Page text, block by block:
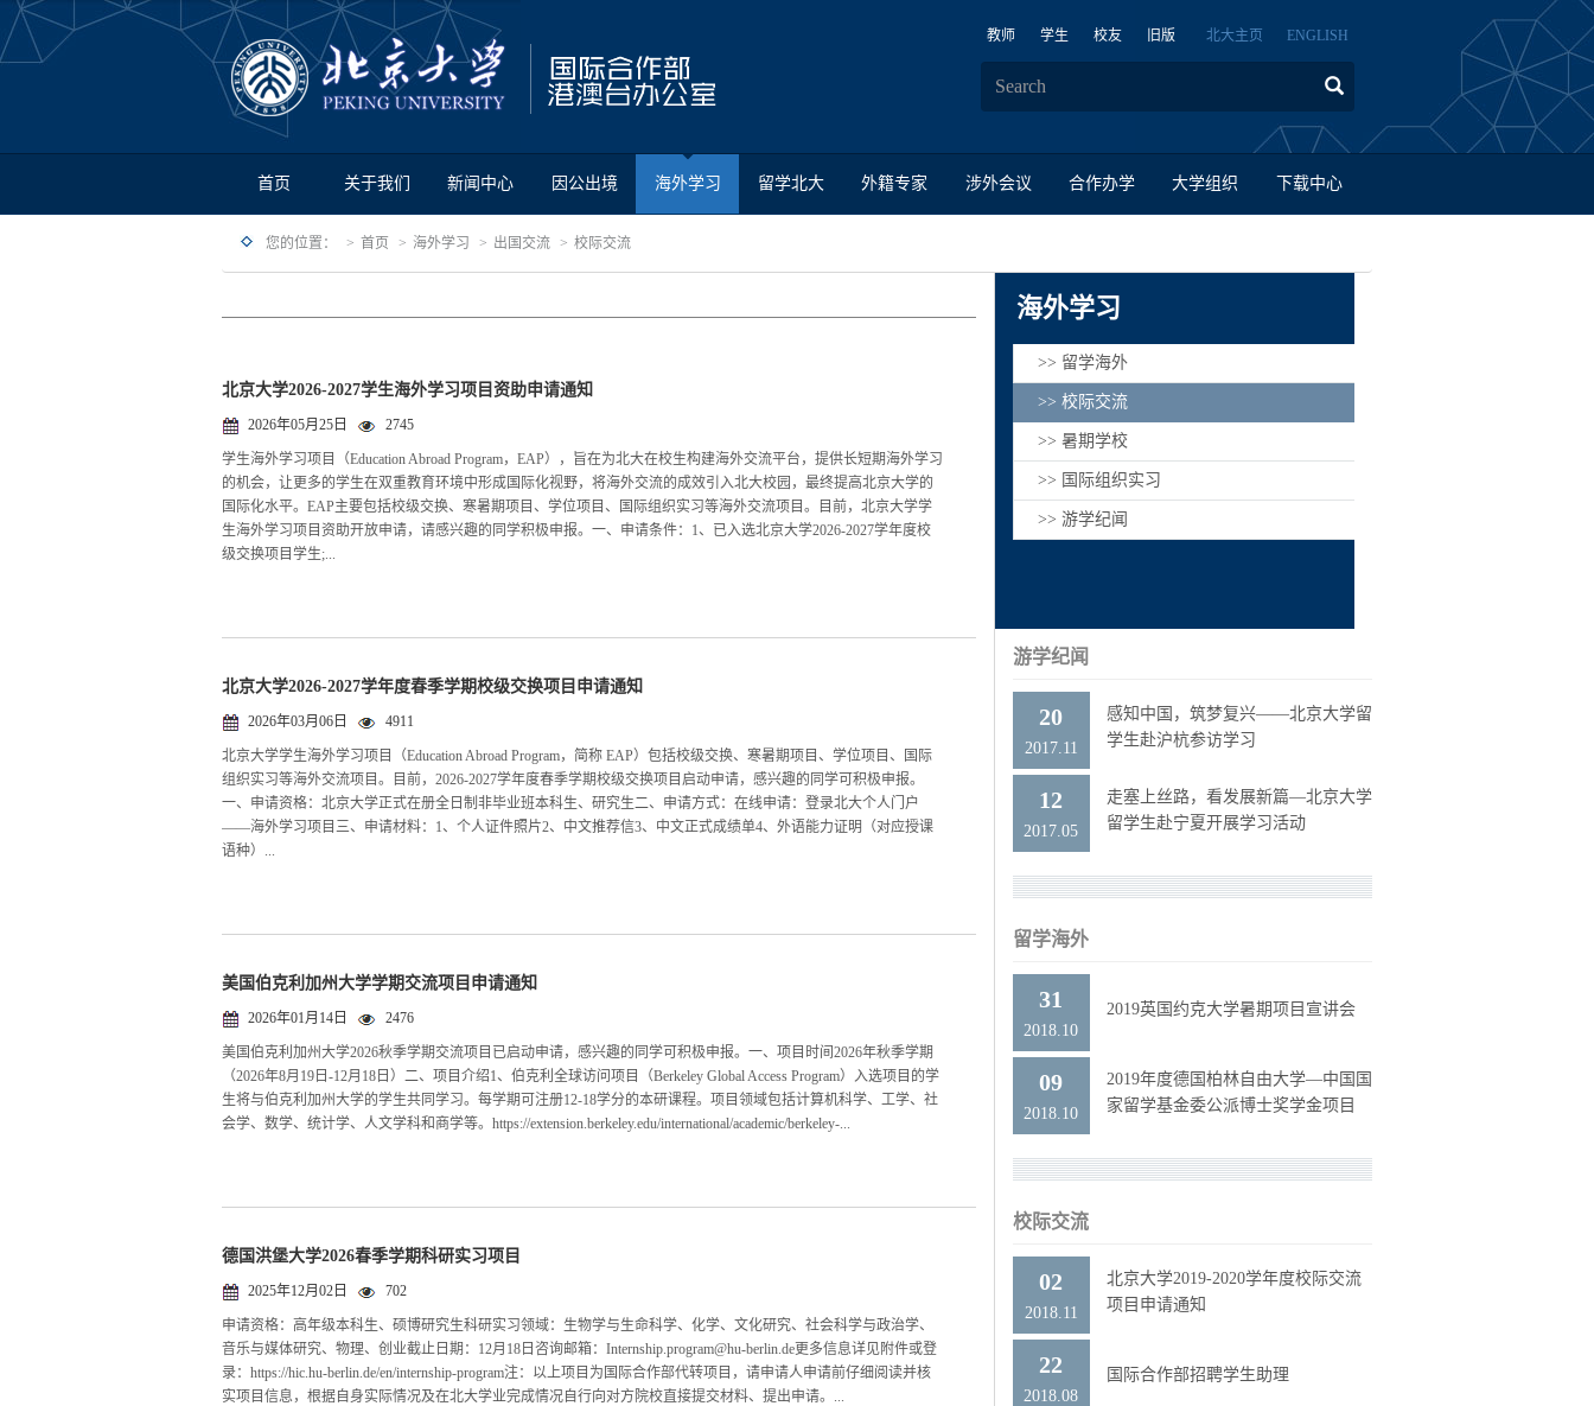
教师 学生 校友 旧版 北大主页 ENGLISH
首页 关于我们 新闻中心 因公出境 海外学习 留学北大 外籍专家 涉外会议 合作办学 大学组织 下载中心
您的位置： 首页 海外学习 出国交流 校际交流
海外学习
>> 留学海外
>> 校际交流
>> 暑期学校
>> 国际组织实习
>> 游学纪闻
游学纪闻
20
2017.11
感知中国，筑梦复兴——北京大学留
学生赴沪杭参访学习
12
2017.05
走塞上丝路，看发展新篇—北京大学
留学生赴宁夏开展学习活动
留学海外
31
2018.10
2019英国约克大学暑期项目宣讲会
09
2018.10
2019年度德国柏林自由大学—中国国
家留学基金委公派博士奖学金项目
校际交流
02
2018.11
北京大学2019-2020学年度校际交流
项目申请通知
22
2018.08
国际合作部招聘学生助理
北京大学2026-2027学生海外学习项目资助申请通知
2026年05月25日 2745
学生海外学习项目（Education Abroad Program，EAP），旨在为北大在校生构建海外交流平台，提供长短期海外学习
的机会，让更多的学生在双重教育环境中形成国际化视野，将海外交流的成效引入北大校园，最终提高北京大学的
国际化水平。EAP主要包括校级交换、寒暑期项目、学位项目、国际组织实习等海外交流项目。目前，北京大学学
生海外学习项目资助开放申请，请感兴趣的同学积极申报。一、申请条件：1、已入选北京大学2026-2027学年度校
级交换项目学生;...
北京大学2026-2027学年度春季学期校级交换项目申请通知
2026年03月06日 4911
北京大学学生海外学习项目（Education Abroad Program，简称 EAP）包括校级交换、寒暑期项目、学位项目、国际
组织实习等海外交流项目。目前，2026-2027学年度春季学期校级交换项目启动申请，感兴趣的同学可积极申报。
一、申请资格：北京大学正式在册全日制非毕业班本科生、研究生二、申请方式：在线申请：登录北大个人门户
——海外学习项目三、申请材料：1、个人证件照片2、中文推荐信3、中文正式成绩单4、外语能力证明（对应授课
语种）...
美国伯克利加州大学学期交流项目申请通知
2026年01月14日 2476
美国伯克利加州大学2026秋季学期交流项目已启动申请，感兴趣的同学可积极申报。一、项目时间2026年秋季学期
（2026年8月19日-12月18日）二、项目介绍1、伯克利全球访问项目（Berkeley Global Access Program）入选项目的学
生将与伯克利加州大学的学生共同学习。每学期可注册12-18学分的本研课程。项目领域包括计算机科学、工学、社
会学、数学、统计学、人文学科和商学等。https://extension.berkeley.edu/international/academic/berkeley-...
德国洪堡大学2026春季学期科研实习项目
2025年12月02日 702
申请资格：高年级本科生、硕博研究生科研实习领域：生物学与生命科学、化学、文化研究、社会科学与政治学、
音乐与媒体研究、物理、创业截止日期：12月18日咨询邮箱：Internship.program@hu-berlin.de更多信息详见附件或登
录：https://hic.hu-berlin.de/en/internship-program注：以上项目为国际合作部代转项目，请申请人申请前仔细阅读并核
实项目信息，根据自身实际情况及在北大学业完成情况自行向对方院校直接提交材料、提出申请。...